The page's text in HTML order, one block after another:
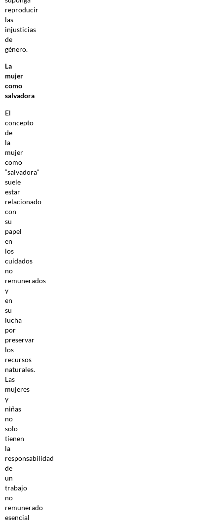
reproducir
las
injusticias
de
género.
La
mujer
como
salvadora
El
concepto
de
la
mujer
como
“salvadora”
suele
estar
relacionado
con
su
papel
en
los
cuidados
no
remunerados
y
en
su
lucha
por
preservar
los
recursos
naturales.
Las
mujeres
y
niñas
no
solo
tienen
la
responsabilidad
de
un
trabajo
no
remunerado
esencial